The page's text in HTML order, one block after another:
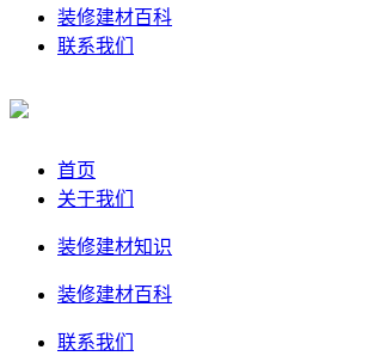
装修建材百科
联系我们
首页
关于我们
装修建材知识
装修建材百科
联系我们